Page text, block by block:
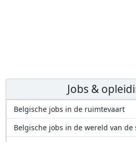
Jobs &
Belgische jobs in de ruimtevaart
Belgische jobs in de wereld van